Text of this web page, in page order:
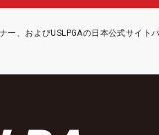
、およびUSLPGAの日本公式サイト